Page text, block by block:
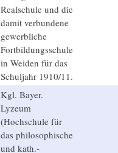
Realschule und die
damit verbundene
gewerbliche
Fortbildungsschule
in Weiden für das
Schuljahr 1910/11.
Kgl. Bayer.
Lyzeum
(Hochschule für
das philosophische
und kath.-